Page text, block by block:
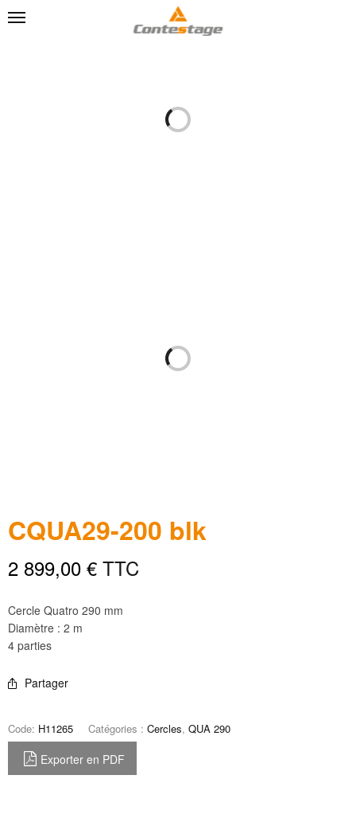
CQUA29-200 blk
2 899,00 € TTC
Cercle Quatro 290 mm
Diamètre : 2 m
4 parties
Partager
Code: H11265 Catégories : Cercles, QUA 290
Exporter en PDF